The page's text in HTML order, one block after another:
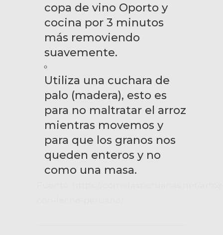
copa de vino Oporto y
cocina por 3 minutos
más removiendo
suavemente.
Utiliza una cuchara de
palo (madera), esto es
para no maltratar el arroz
mientras movemos y
para que los granos nos
queden enteros y no
como una masa.